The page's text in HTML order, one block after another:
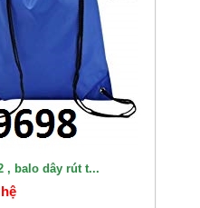
, balo dây rút t...